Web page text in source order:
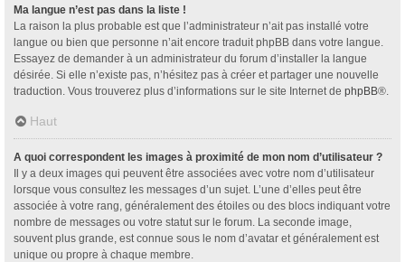
Ma langue n’est pas dans la liste !
La raison la plus probable est que l’administrateur n’ait pas installé votre
langue ou bien que personne n’ait encore traduit phpBB dans votre langue.
Essayez de demander à un administrateur du forum d’installer la langue
désirée. Si elle n’existe pas, n’hésitez pas à créer et partager une nouvelle
traduction. Vous trouverez plus d’informations sur le site Internet de phpBB®.
Haut
A quoi correspondent les images à proximité de mon nom d’utilisateur ?
Il y a deux images qui peuvent être associées avec votre nom d’utilisateur
lorsque vous consultez les messages d’un sujet. L’une d’elles peut être
associée à votre rang, généralement des étoiles ou des blocs indiquant votre
nombre de messages ou votre statut sur le forum. La seconde image,
souvent plus grande, est connue sous le nom d’avatar et généralement est
unique ou propre à chaque membre.